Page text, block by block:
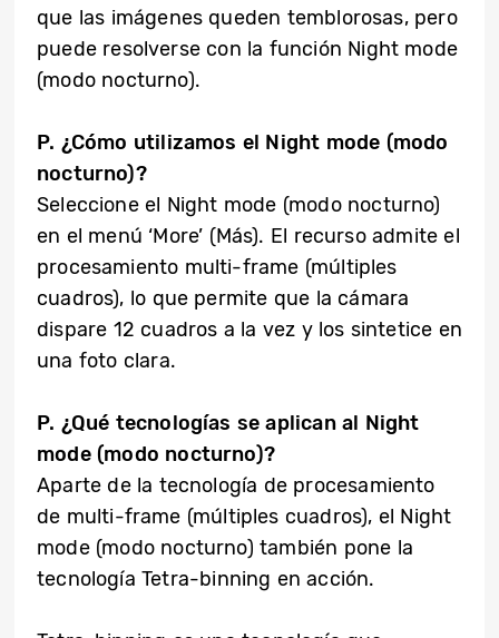
que las imágenes queden temblorosas, pero
puede resolverse con la función Night mode
(modo nocturno).
P. ¿Cómo utilizamos el Night mode (modo
nocturno)?
Seleccione el Night mode (modo nocturno)
en el menú ‘More’ (Más). El recurso admite el
procesamiento multi-frame (múltiples
cuadros), lo que permite que la cámara
dispare 12 cuadros a la vez y los sintetice en
una foto clara.
P. ¿Qué tecnologías se aplican al Night
mode (modo nocturno)?
Aparte de la tecnología de procesamiento
de multi-frame (múltiples cuadros), el Night
mode (modo nocturno) también pone la
tecnología Tetra-binning en acción.